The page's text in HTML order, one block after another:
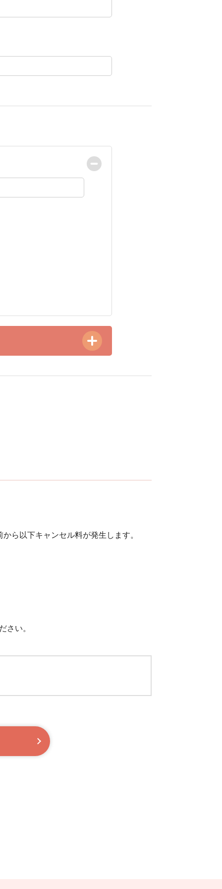
ら以下キャンセル料が発生します。
さい。